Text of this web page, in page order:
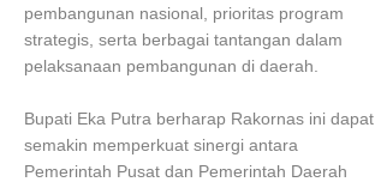
pembangunan nasional, prioritas program
strategis, serta berbagai tantangan dalam
pelaksanaan pembangunan di daerah.
Bupati Eka Putra berharap Rakornas ini dapat
semakin memperkuat sinergi antara
Pemerintah Pusat dan Pemerintah Daerah